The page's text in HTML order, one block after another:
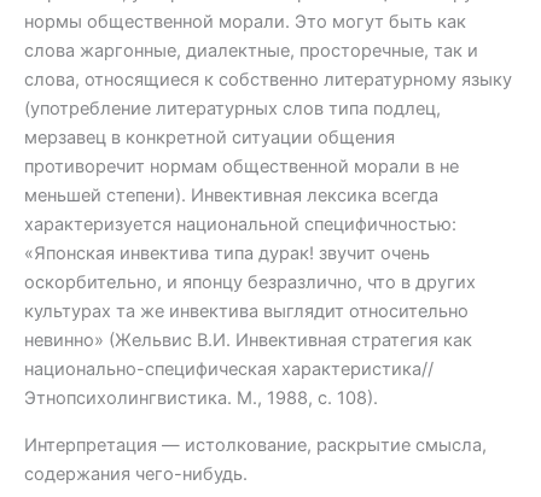
нормы общественной морали. Это могут быть как
слова жаргонные, диалектные, просторечные, так и
слова, относящиеся к собственно литературному языку
(употребление литературных слов типа подлец,
мерзавец в конкретной ситуации общения
противоречит нормам общественной морали в не
меньшей степени). Инвективная лексика всегда
характеризуется национальной специфичностью:
«Японская инвектива типа дурак! звучит очень
оскорбительно, и японцу безразлично, что в других
культурах та же инвектива выглядит относительно
невинно» (Жельвис В.И. Инвективная стратегия как
национально-специфическая характеристика//
Этнопсихолингвистика. М., 1988, с. 108).
Интерпретация — истолкование, раскрытие смысла,
содержания чего-нибудь.